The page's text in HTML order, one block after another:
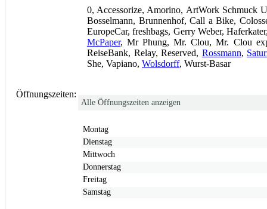
0, Accessorize, Amorino, ArtWork Schmuck
Bosselmann, Brunnenhof, Call a Bike,
EuropeCar, freshbags, Gerry Weber,
McPaper, Mr Phung, Mr. Clou, Mr. Clou
ReiseBank, Relay, Reserved, Rossmann,
She, Vapiano, Wolsdorff, Wurst-Basar
Öffnungszeiten:
Alle Öffnungszeiten anzeigen
Montag
Dienstag
Mittwoch
Donnerstag
Freitag
Samstag